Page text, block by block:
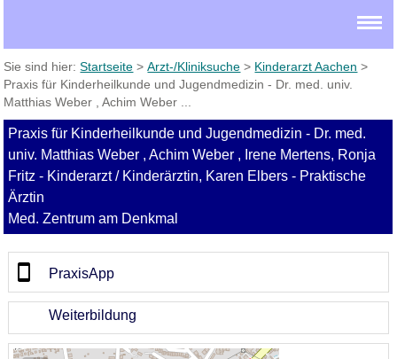
Sie sind hier:Startseite >Arzt-/Kliniksuche > Kinderarzt Aachen >
Praxis für Kinderheilkunde und Jugendmedizin - Dr. med. univ.
Matthias Weber , Achim Weber ...
Praxis für Kinderheilkunde und Jugendmedizin - Dr. med.
univ. Matthias Weber , Achim Weber , Irene Mertens, Ronja
Fritz - Kinderarzt / Kinderärztin, Karen Elbers - Praktische
Ärztin
Med. Zentrum am Denkmal
PraxisApp
Weiterbildung